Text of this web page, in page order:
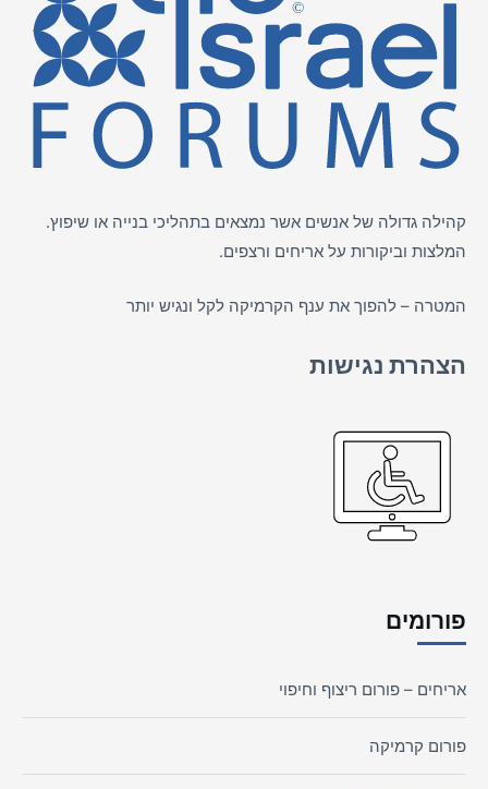
קהילה גדולה של אנשים אשר נמצאים בתהליכי בנייה או שיפוץ.
המלצות וביקורות על אריחים ורצפים.
המטרה – להפוך את ענף הקרמיקה לקל ונגיש יותר
הצהרת נגישות
פורומים
אריחים – פורום ריצוף וחיפוי
פורום קרמיקה